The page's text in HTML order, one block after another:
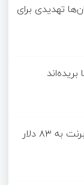
تهدیدی برای
جهش دوباره قیمت نفت؛ برنت به ۸۳ دلار